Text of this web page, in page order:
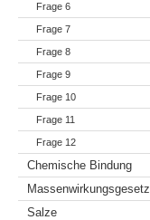
Frage 6
Frage 7
Frage 8
Frage 9
Frage 10
Frage 11
Frage 12
Chemische Bindung
Massenwirkungsgesetz
Salze